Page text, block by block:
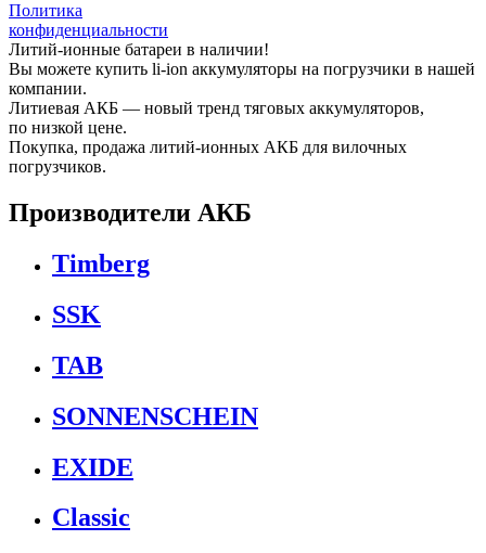
Политика
конфиденциальности
Литий-ионные батареи в наличии!
Вы можете купить li-ion аккумуляторы на погрузчики в нашей
компании.
Литиевая АКБ — новый тренд тяговых аккумуляторов,
по низкой цене.
Покупка, продажа литий-ионных АКБ для вилочных
погрузчиков.
Производители АКБ
Timberg
SSK
TAB
SONNENSCHEIN
EXIDE
Classic